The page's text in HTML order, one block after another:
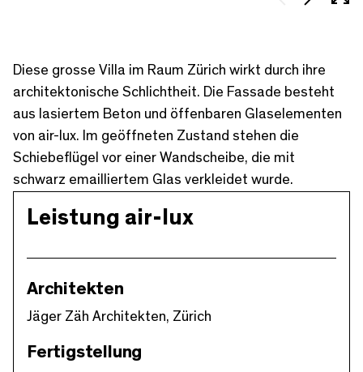
Diese grosse Villa im Raum Zürich wirkt durch ihre
architektonische Schlichtheit. Die Fassade besteht
aus lasiertem Beton und öffenbaren Glaselementen
von air-lux. Im geöffneten Zustand stehen die
Schiebeflügel vor einer Wandscheibe, die mit
schwarz emailliertem Glas verkleidet wurde.
Leistung air-lux
Architekten
Jäger Zäh Architekten, Zürich
Fertigstellung